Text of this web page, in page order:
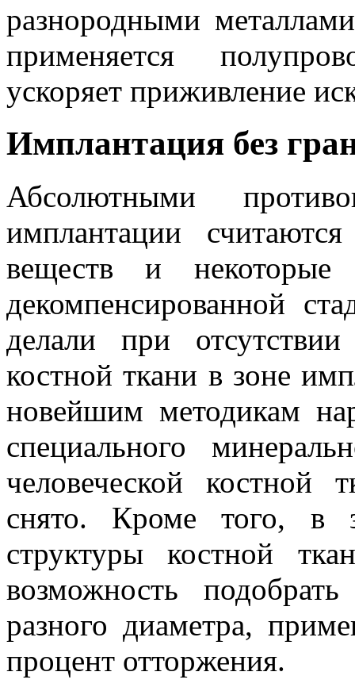
разнородными
применяется
ускоряет приживление
Имплантация без
Абсолютными
имплантации
веществ и некоторые
декомпенсированной
делали при
костной ткани в зоне
новейшим методикам
специального
человеческой костной
снято. Кроме того, в
структуры костной
возможность
разного диаметра,
процент отторжения.